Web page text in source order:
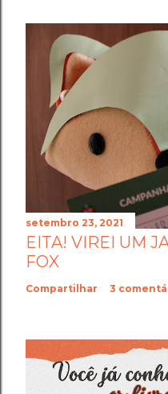
setembro 23, 2021
EITA! VIREI UM
FOX
Compartilhar 3